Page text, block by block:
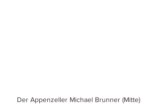
Der Appenzeller Michael Brunner (Mitte)